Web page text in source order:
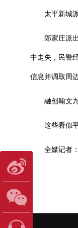
太平新城派
郎家庄派出
中走失，民警
信息并调取周
融创翰文九
这些看似平
全媒记者：